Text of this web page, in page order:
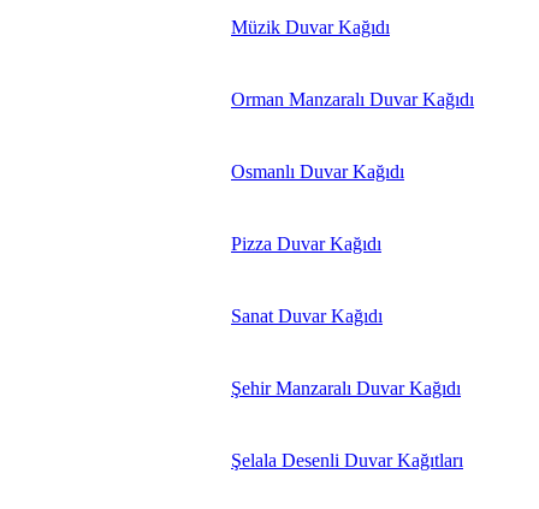
Müzik Duvar Kağıdı
Orman Manzaralı Duvar Kağıdı
Osmanlı Duvar Kağıdı
Pizza Duvar Kağıdı
Sanat Duvar Kağıdı
Şehir Manzaralı Duvar Kağıdı
Şelala Desenli Duvar Kağıtları